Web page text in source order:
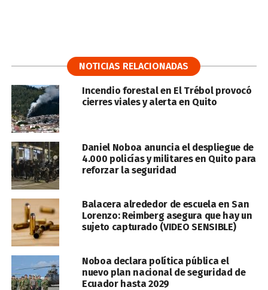
NOTICIAS RELACIONADAS
Incendio forestal en El Trébol provocó
cierres viales y alerta en Quito
Daniel Noboa anuncia el despliegue de
4.000 policías y militares en Quito para
reforzar la seguridad
Balacera alrededor de escuela en San
Lorenzo: Reimberg asegura que hay un
sujeto capturado (VIDEO SENSIBLE)
Noboa declara política pública el
nuevo plan nacional de seguridad de
Ecuador hasta 2029